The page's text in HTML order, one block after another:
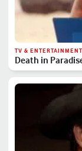
TV & ENTERTAINMENT
Death in